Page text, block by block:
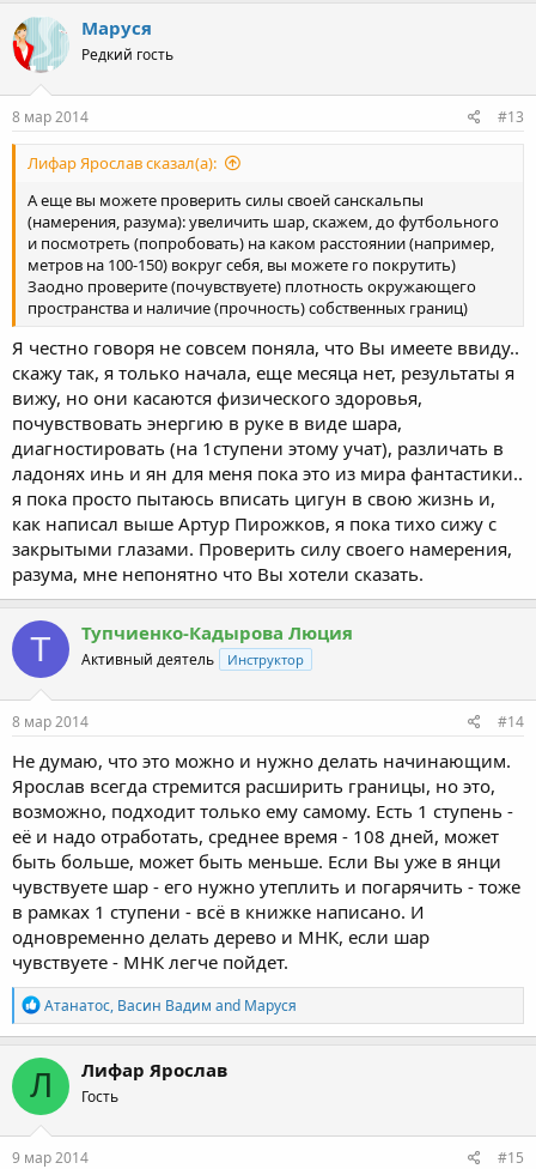
Маруся
Редкий гость
8 мар 2014 #13
Лифар Ярослав сказал(а):
А еще вы можете проверить силы своей санскальпы
(намерения, разума): увеличить шар, скажем, до футбольного
и посмотреть (попробовать) на каком расстоянии (например,
метров на 100-150) вокруг себя, вы можете го покрутить)
Заодно проверите (почувствуете) плотность окружающего
пространства и наличие (прочность) собственных границ)
Я честно говоря не совсем поняла, что Вы имеете ввиду..
скажу так, я только начала, еще месяца нет, результаты я
вижу, но они касаются физического здоровья,
почувствовать энергию в руке в виде шара,
диагностировать (на 1ступени этому учат), различать в
ладонях инь и ян для меня пока это из мира фантастики..
я пока просто пытаюсь вписать цигун в свою жизнь и,
как написал выше Артур Пирожков, я пока тихо сижу с
закрытыми глазами. Проверить силу своего намерения,
разума, мне непонятно что Вы хотели сказать.
Т Тупчиенко-Кадырова Люция
Активный деятель Инструктор
8 мар 2014 #14
Не думаю, что это можно и нужно делать начинающим.
Ярослав всегда стремится расширить границы, но это,
возможно, подходит только ему самому. Есть 1 ступень -
её и надо отработать, среднее время - 108 дней, может
быть больше, может быть меньше. Если Вы уже в янци
чувствуете шар - его нужно утеплить и погарячить - тоже
в рамках 1 ступени - всё в книжке написано. И
одновременно делать дерево и МНК, если шар
чувствуете - МНК легче пойдет.
R
e
a
c
t
o
n
s
Атанатос, Васин Вадим and Маруся
Л Лифар Ярослав
Гость
9 мар 2014 #15